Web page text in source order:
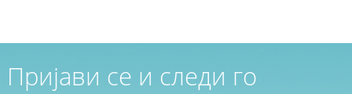
Пријави се и следи го